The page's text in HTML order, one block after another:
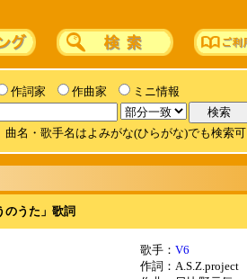
作詞家 作曲家 ミニ情報
曲名・歌手名はよみがな(ひらがな)でも検索
のうた」歌詞
歌手： V6
作詞：A.S.Z.project